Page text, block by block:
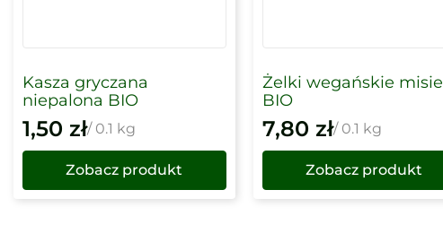
Kasza gryczana
niepalona BIO
1,50 zł/ 0.1 kg
Zobacz produkt
Żelki wegańskie misie
BIO
7,80 zł/ 0.1 kg
Zobacz produkt